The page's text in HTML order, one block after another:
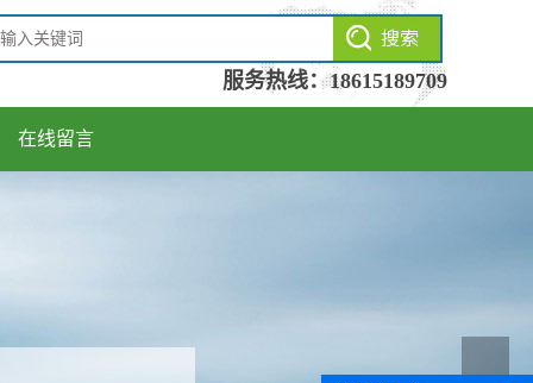
服务热线：18615189709
在线留言